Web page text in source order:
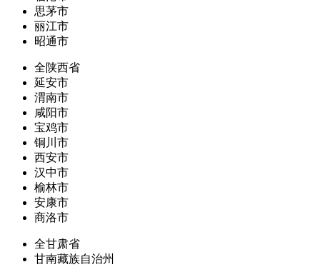
思茅市
丽江市
昭通市
全陕西省
延安市
渭南市
咸阳市
宝鸡市
铜川市
西安市
汉中市
榆林市
安康市
商洛市
全甘肃省
甘南藏族自治州